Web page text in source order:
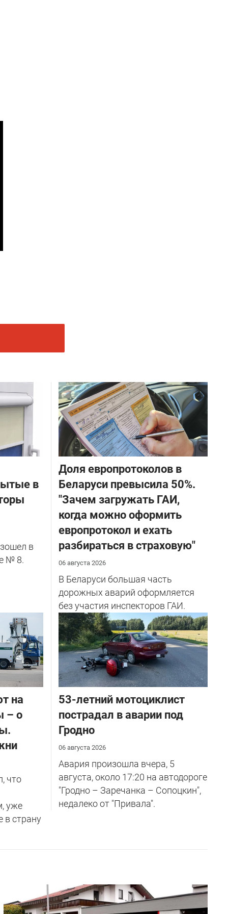
в
в
№ 8.
Доля европротоколов в
Беларуси превысила 50%.
"Зачем загружать ГАИ,
когда можно оформить
европротокол и ехать
разбираться в страховую"
06 августа 2026
В Беларуси большая часть
дорожных аварий оформляется
без участия инспекторов ГАИ.
на
– о
что
уже
в страну
53-летний мотоциклист
пострадал в аварии под
Гродно
06 августа 2026
Авария произошла вчера, 5
августа, около 17:20 на автодороге
"Гродно – Заречанка – Сопоцкин",
недалеко от "Привала".